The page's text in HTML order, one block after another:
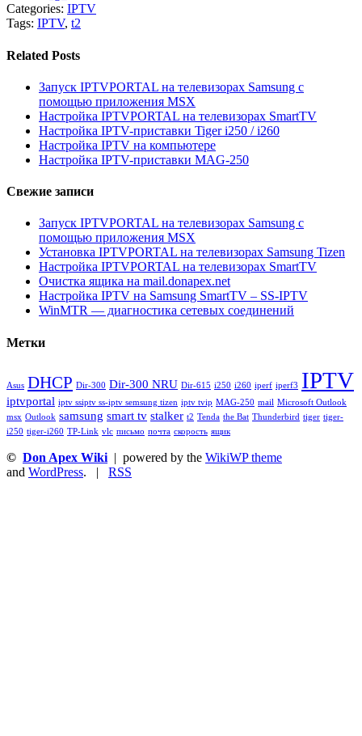
Categories: IPTV
Tags: IPTV, t2
Related Posts
Запуск IPTVPORTAL на телевизорах Samsung с
помощью приложения MSX
Настройка IPTVPORTAL на телевизорах SmartTV
Настройка IPTV-приставки Tiger i250 / i260
Настройка IPTV на компьютере
Настройка IPTV-приставки MAG-250
Свежие записи
Запуск IPTVPORTAL на телевизорах Samsung с
помощью приложения MSX
Установка IPTVPORTAL на телевизорах Samsung Tizen
Настройка IPTVPORTAL на телевизорах SmartTV
Очистка ящика на mail.donapex.net
Настройка IPTV на Samsung SmartTV – SS-IPTV
WinMTR — диагностика сетевых соединений
Метки
Asus DHCP Dir-300 Dir-300 NRU Dir-615 i250 i260 iperf iperf3 IPTV
iptvportal iptv ssiptv ss-iptv semsung tizen iptv tvip MAG-250 mail Microsoft Outlook
msx Outlook samsung smart tv stalker t2 Tenda the Bat Thunderbird tiger tiger-
i250 tiger-i260 TP-Link vlc письмо почта скорость ящик
© Don Apex Wiki | powered by the WikiWP theme
and WordPress. | RSS